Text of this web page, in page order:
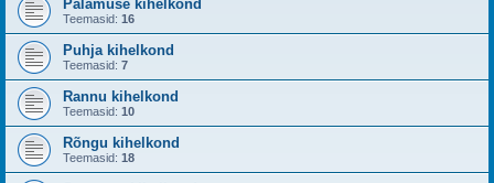
Palamuse kihelkond
Teemasid: 16
Puhja kihelkond
Teemasid: 7
Rannu kihelkond
Teemasid: 10
Rõngu kihelkond
Teemasid: 18